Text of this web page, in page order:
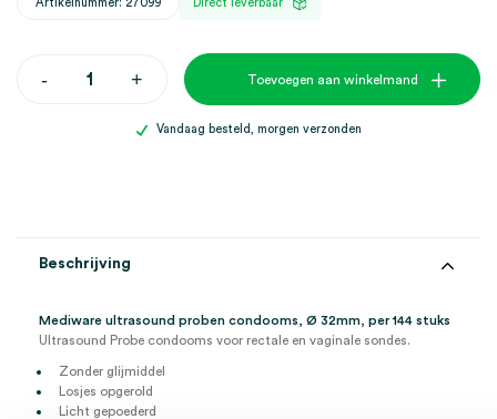
Artikelnummer: 27099 Direct leverbaar
-Mediware
+ Toevoegen aan winkelmand
Vandaag besteld, morgen verzonden
Beschrijving
Mediware ultrasound proben condooms, Ø 32mm, per 144 stuks
Ultrasound Probe condooms voor rectale en vaginale sondes.
Zonder glijmiddel
Losjes opgerold
Licht gepoederd